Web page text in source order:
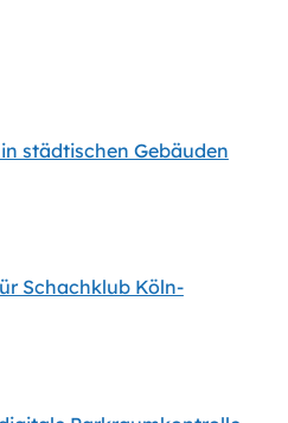
städtischen Gebäuden
Schachklub Köln-